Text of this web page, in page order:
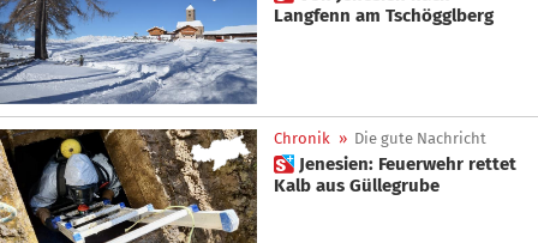
Langfenn am Tschögglberg
Chronik » Die gute Nachricht
 Jenesien: Feuerwehr rettet
Kalb aus Güllegrube